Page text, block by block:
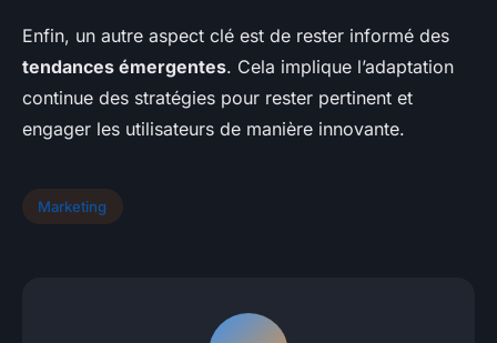
Enfin, un autre aspect clé est de rester informé des
tendances émergentes. Cela implique l’adaptation
continue des stratégies pour rester pertinent et
engager les utilisateurs de manière innovante.
Marketing